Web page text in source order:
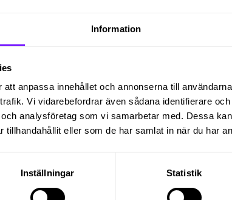
Information
anpassa innehållet och annonserna till
Vi vidarebefordrar även sådana identifierare
analysföretag som vi samarbetar med. Dessa
tillhandahållit eller som de har samlat in när du har
Inställningar Statistik
Så ökar du dina chanser att landa ditt